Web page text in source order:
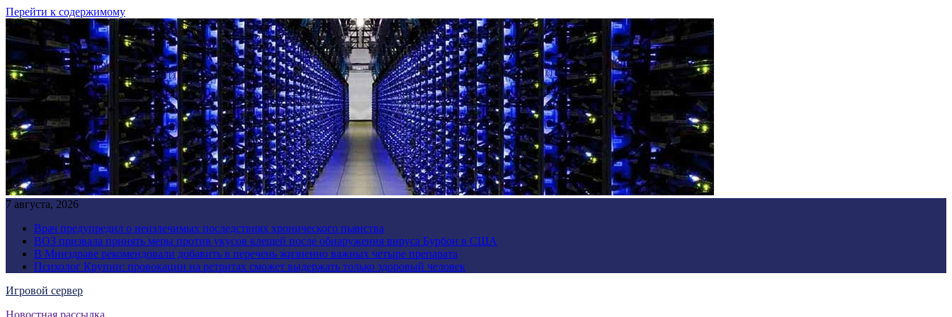
Перейти к содержимому
7 августа, 2026
Врач предупредил о неизлечимых последствиях хронического пьянства
ВОЗ призвала принять меры против укусов клещей после обнаружения вируса Бурбон в США
В Минздраве рекомендовали добавить в перечень жизненно важных четыре препарата
Психолог Крупин: провокации на ретритах сможет выдержать только здоровый человек
Игровой сервер
Новостная рассылка